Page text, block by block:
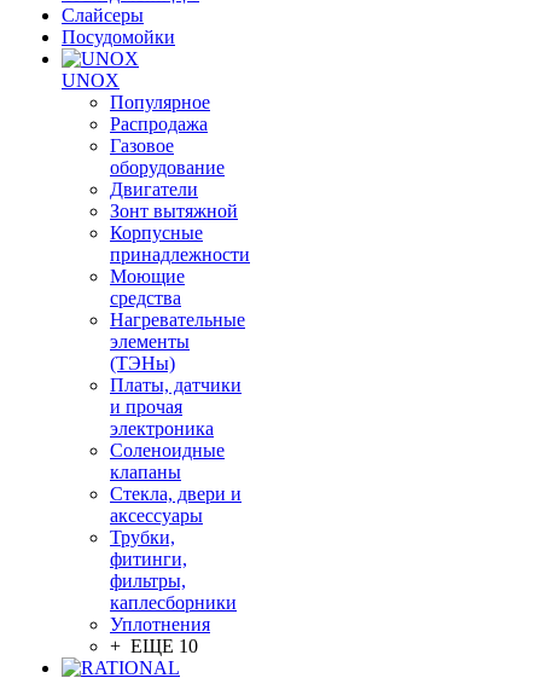
Слайсеры
Посудомойки
UNOX
Популярное
Распродажа
Газовое
оборудование
Двигатели
Зонт вытяжной
Корпусные
принадлежности
Моющие
средства
Нагревательные
элементы
(ТЭНы)
Платы, датчики
и прочая
электроника
Соленоидные
клапаны
Стекла, двери и
аксессуары
Трубки,
фитинги,
фильтры,
каплесборники
Уплотнения
+ ЕЩЕ 10